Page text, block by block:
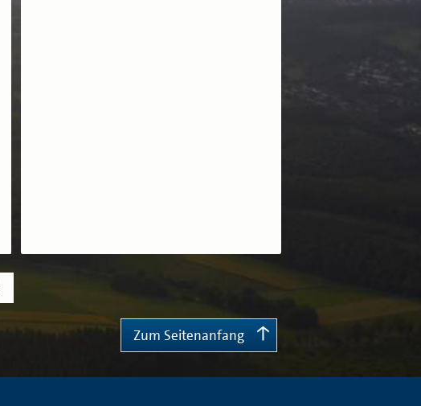
Zum Seitenanfang